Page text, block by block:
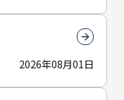
2026年08月01日